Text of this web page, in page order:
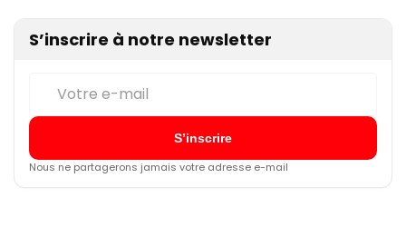
S’inscrire à notre newsletter
Nous ne partagerons jamais votre adresse e-mail